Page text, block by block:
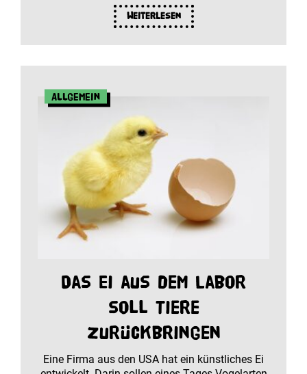
Weiterlesen
Allgemein
Das Ei aus dem Labor
soll Tiere
zurückbringen
Eine Firma aus den USA hat ein künstliches Ei